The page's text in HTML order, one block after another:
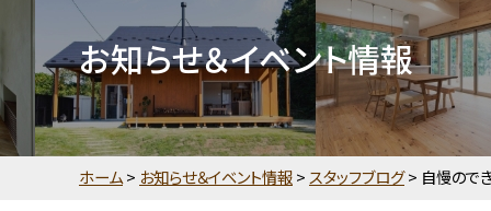
お知らせ＆イベント情報
ホーム> お知らせ＆イベント情報>スタッフブログ> 自慢ので